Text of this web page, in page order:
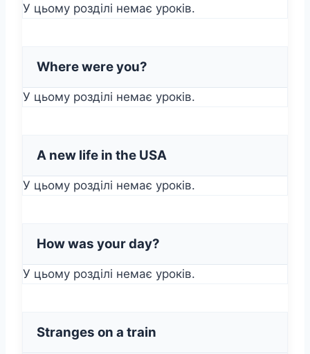
У цьому розділі немає уроків.
Where were you?
У цьому розділі немає уроків.
A new life in the USA
У цьому розділі немає уроків.
How was your day?
У цьому розділі немає уроків.
Stranges on a train